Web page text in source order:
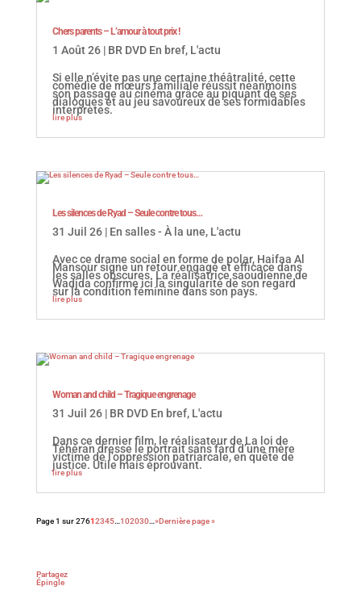
Chers parents – L’amour à tout prix !
1 Août 26| BR DVD En bref, L'actu
Si elle n’évite pas une certaine théâtralité, cette
comédie de mœurs familiale réussit néanmoins
son passage au cinéma grâce au piquant de ses
dialogues et au jeu savoureux de ses formidables
interprètes.
lire plus
Les silences de Ryad – Seule contre tous…
31 Juil 26| En salles - À la une, L'actu
Avec ce drame social en forme de polar, Haifaa Al
Mansour signe un retour engagé et efficace dans
les salles obscures. La réalisatrice saoudienne de
Wadjda confirme ici la singularité de son regard
sur la condition féminine dans son pays.
lire plus
Woman and child – Tragique engrenage
31 Juil 26| BR DVD En bref, L'actu
Dans ce dernier film, le réalisateur de La loi de
Téhéran dresse le portrait sans fard d’une mère
victime de l’oppression patriarcale, en quête de
justice. Utile mais éprouvant.
lire plus
Page 1 sur 2761 2345…102030…»Dernière page »
Partagez
Épingle